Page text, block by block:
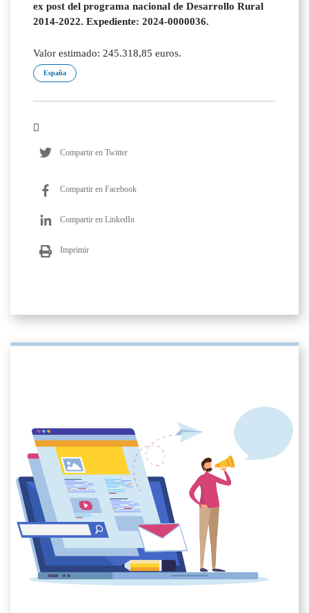
ex post del programa nacional de Desarrollo Rural
2014-2022. Expediente: 2024-0000036.
Valor estimado: 245.318,85 euros.
España
Compartir en Twitter
Compartir en Facebook
Compartir en LinkedIn
Imprimir